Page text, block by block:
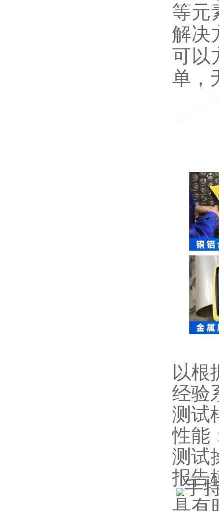
等元
解决
可以
单，
以根
经验
测试
性能
测试
报告
具有